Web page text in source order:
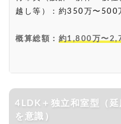
越し等）：約350万〜500
概算総額： 約1,800万〜
4LDK＋独立和室型（延床32坪／二世帯や親世帯同居
を意識）